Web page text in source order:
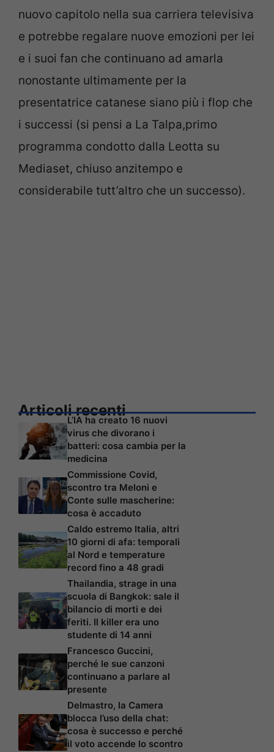
nuovo capitolo nella sua carriera televisiva
e potrebbe regalare nuove emozioni per lei
e i suoi fan che continuano ad amarla
nonostante ultimamente per la
presentatrice catanese siano più i flop che
i successi (si pensi a La Talpa,primo
programma condotto dalla Leotta su
Mediaset, chiuso anzitempo e
considerabile tutt’altro che un successo).
Articoli recenti
L’IA ha creato 16 nuovi
virus che divorano i
batteri: cosa cambia per la
medicina
Commissione Covid,
scontro tra Meloni e
Conte sulle mascherine:
cosa è accaduto
Caldo estremo Italia, altri
10 giorni di afa: temporali
al Nord e temperature
record fino a 48 gradi
Thailandia, strage in una
scuola di Bangkok: sale il
bilancio di morti e dei
feriti. Il killer era uno
studente di 14 anni
Francesco Guccini,
perché le sue canzoni
continuano a parlare al
presente
Delmastro, la Camera
blocca l’uso della chat:
cosa è successo e perché
il voto accende lo scontro